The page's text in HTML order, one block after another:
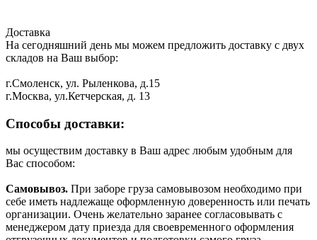
Доставка
На сегодняшний день мы можем предложить доставку с двух
складов на Ваш выбор:
г.Смоленск, ул. Рыленкова, д.15
г.Москва, ул.Кетчерская, д. 13
Способы доставки:
мы осуществим доставку в Ваш адрес любым удобным для
Вас способом:
Самовывоз. При заборе груза самовывозом необходимо при
себе иметь надлежаще оформленную доверенность или печать
организации. Очень желательно заранее согласовывать с
менеджером дату приезда для своевременного оформления